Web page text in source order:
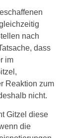
nach
dass
im
Reaktion zum
nicht.
Gitzel diese
die